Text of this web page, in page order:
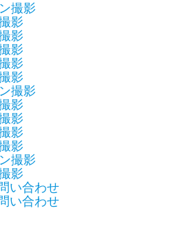
撮影
影
影
影
影
影
撮影
影
影
影
影
撮影
影
い合わせ
い合わせ